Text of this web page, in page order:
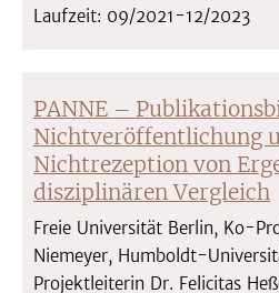
Laufzeit: 09/2021-12/2023
PANNE –
Nichtveröffentlichung
Nichtrezeption von
disziplinären Vergleich
Freie Universität Berlin, Ko-
Niemeyer, Humboldt-
Projektleiterin Dr. Felicitas